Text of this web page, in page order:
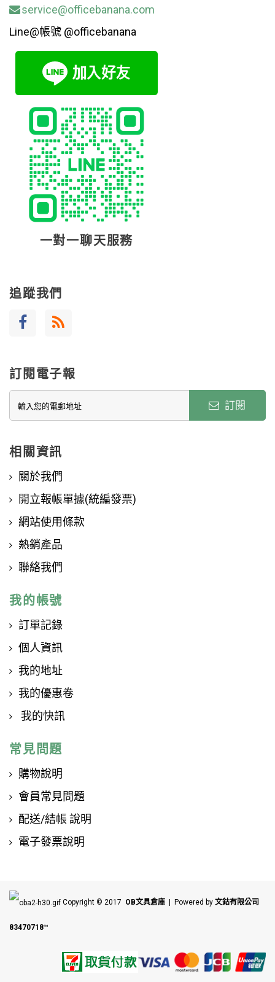
service@officebanana.com
Line@帳號 @officebanana
一對一聊天服務
追蹤我們
訂閱電子報
訂閱
相關資訊
關於我們
開立報帳單據(統編發票)
網站使用條款
熱銷產品
聯絡我們
我的帳號
訂單記錄
個人資訊
我的地址
我的優惠卷
我的快訊
常見問題
購物說明
會員常見問題
配送/結帳 說明
電子發票說明
Copyright © 2017 OB文具倉庫 | Powered by 文鈷有限公司
83470718™